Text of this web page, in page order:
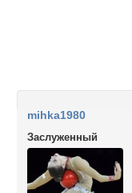
mihka1980
Заслуженный